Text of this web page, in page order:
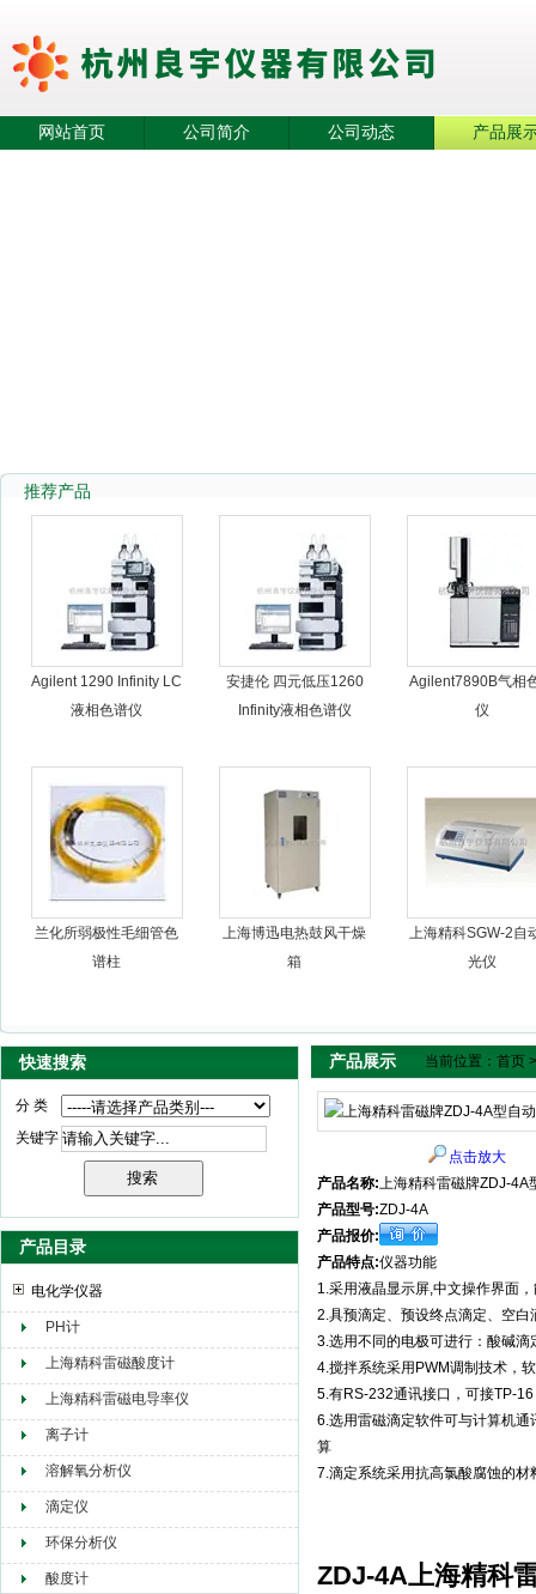
杭州良宇仪器有限公司
网站首页 公司简介 公司动态 产品展
推荐产品
Agilent 1290 Infinity LC
液相色谱仪
安捷伦 四元低压1260
Infinity液相色谱仪
Agilent7890B气相
仪
兰化所弱极性毛细管色
谱柱
上海博迅电热鼓风干燥
箱
上海精科SGW-2自
光仪
快速搜索
分 类
关键字
产品目录
电化学仪器
PH计
上海精科雷磁酸度计
上海精科雷磁电导率仪
离子计
溶解氧分析仪
滴定仪
环保分析仪
酸度计
产品展示 当前位置： 首页
点击放大
产品名称:上海精科雷磁牌ZDJ-4A
产品型号:ZDJ-4A
产品报价:
产品特点:仪器功能
1.采用液晶显示屏,中文操作界面
2.具预滴定、预设终点滴定、空
3.选用不同的电极可进行：酸碱
4.搅拌系统采用PWM调制技术，
5.有RS-232通讯接口，可接TP-
6.选用雷磁滴定软件可与计算机
算
7.滴定系统采用抗高氯酸腐蚀的
ZDJ-4A上海精科